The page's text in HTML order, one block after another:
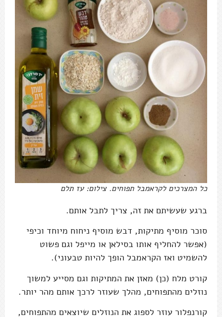
כל המצרכים לקראמבל תפוחים. צילום: עז תלם
ברגע שעשיתם את זה, צריך לתבל אותם.
סוכר מוסיף מתיקות, דבש מוסיף ניחוח מיוחד וכיפי
(אפשר להחליף אותו בסילאן או מייפל וגם פשוט
להשמיט ואז הקראמבל הופך להיות טבעוני).
קורט מלח (כן) מאזן את המתיקות וגם מסייע למשוך
נוזלים מהתפוחים, מהלך שעוזר לרכך אותם מהר יותר.
קורנפלור עוזר לספוג את הנוזלים שיוצאים מהתפוחים,